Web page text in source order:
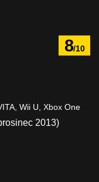
8/10
Wii U, Xbox One
2013)